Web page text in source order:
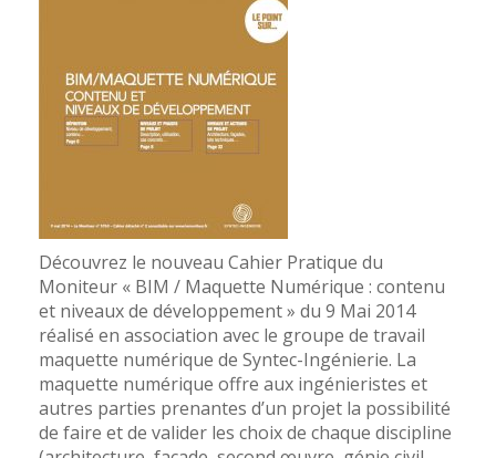
Découvrez le nouveau Cahier Pratique du
Moniteur « BIM / Maquette Numérique : contenu
et niveaux de développement » du 9 Mai 2014
réalisé en association avec le groupe de travail
maquette numérique de Syntec-Ingénierie. La
maquette numérique offre aux ingénieristes et
autres parties prenantes d’un projet la possibilité
de faire et de valider les choix de chaque discipline